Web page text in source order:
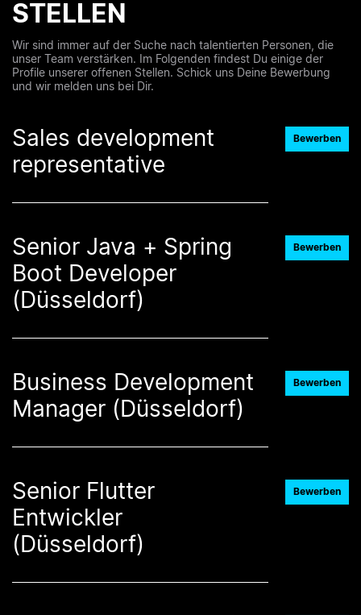
STELLEN
Wir sind immer auf der Suche nach talentierten Personen, die
unser Team verstärken. Im Folgenden findest Du einige der
Profile unserer offenen Stellen. Schick uns Deine Bewerbung
und wir melden uns bei Dir.
Sales development
representative
Bewerben
Senior Java + Spring
Boot Developer
(Düsseldorf)
Bewerben
Business Development
Manager (Düsseldorf)
Bewerben
Senior Flutter
Entwickler
(Düsseldorf)
Bewerben